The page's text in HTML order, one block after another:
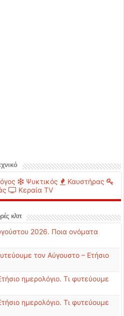
Ψυκτικός
Καυστήρας
Κεραία TV
κλπ
2026. Ποια ονόματα
τον Αύγουστο – Ετήσιο
ημερολόγιο. Τι φυτεύουμε
ημερολόγιο. Τι φυτεύουμε